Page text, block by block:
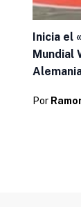
Inicia el
Mundial
Por